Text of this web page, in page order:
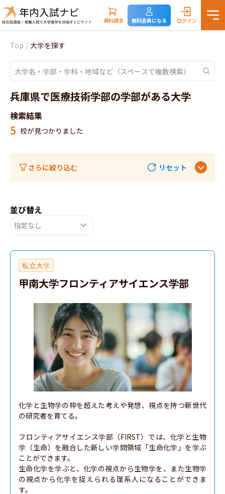
資料請求 無料会員になる ログイン
Top / 大学を探す
兵庫県で医療技術学部の学部がある大学
検索結果
5 校が見つかりました
さらに絞り込む リセット
並び替え
指定なし
私立大学
甲南大学フロンティアサイエンス学部
化学と生物学の枠を超えた考えや発想、視点を持つ新世代
の研究者を育てる。
フロンティアサイエンス学部（FIRST）では、化学と生物
学（生命）を融合した新しい学問領域「生命化学」を学ぶ
ことができます。
生命化学を学ぶと、化学の視点から生物学を、また生物学
の視点から化学を捉えられる理系人になることができま
す。